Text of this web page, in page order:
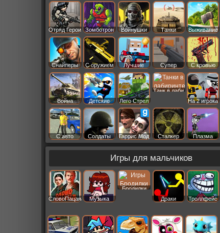
Отряд Герои Зомботрон Войнушки Танки Выживание
Снайперы С оружием Лучшие Супер С кровью
Война Детские Лего Стрел
Танк в лаби
На 2 игрока
С авто Солдаты Гаррис Мод Сталкер Плазма
Игры для мальчиков
СловоПацана Музыка
Бродилки
Драки
Троллфейс